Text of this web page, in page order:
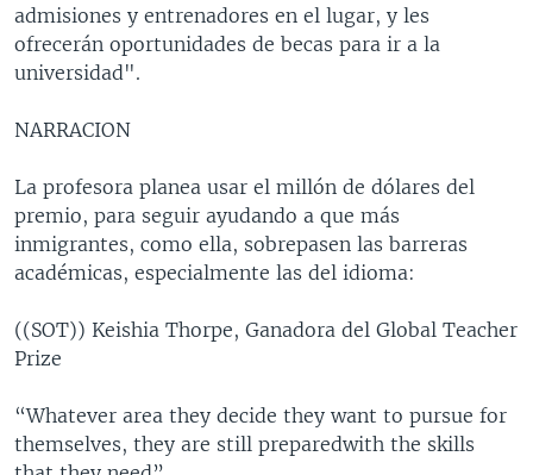
admisiones y entrenadores en el lugar, y les
ofrecerán oportunidades de becas para ir a la
universidad".
NARRACION
La profesora planea usar el millón de dólares del
premio, para seguir ayudando a que más
inmigrantes, como ella, sobrepasen las barreras
académicas, especialmente las del idioma:
((SOT)) Keishia Thorpe, Ganadora del Global Teacher
Prize
“Whatever area they decide they want to pursue for
themselves, they are still preparedwith the skills